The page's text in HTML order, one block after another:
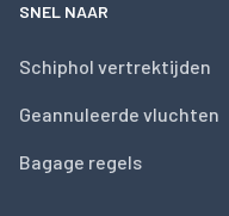
SNEL NAAR
Schiphol vertrektijden
Geannuleerde vluchten
Bagage regels